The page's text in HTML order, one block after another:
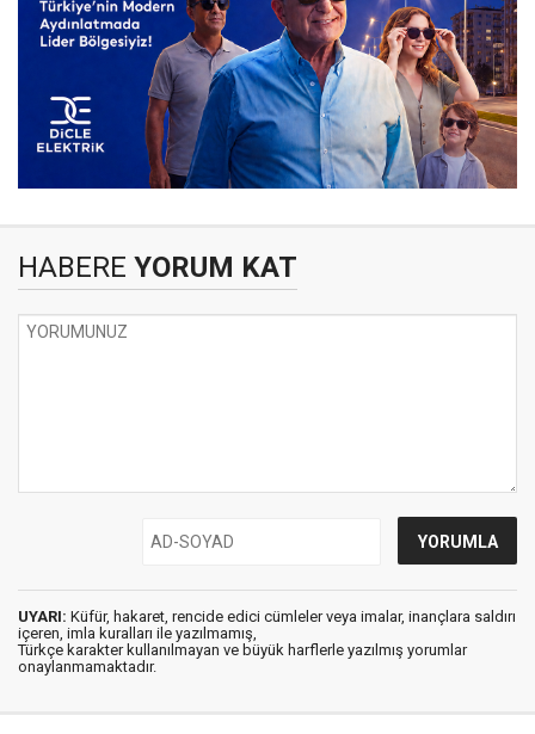
HABERE YORUM KAT
UYARI: Küfür, hakaret, rencide edici cümleler veya imalar, inançlara saldırı
içeren, imla kuralları ile yazılmamış,
Türkçe karakter kullanılmayan ve büyük harflerle yazılmış yorumlar
onaylanmamaktadır.